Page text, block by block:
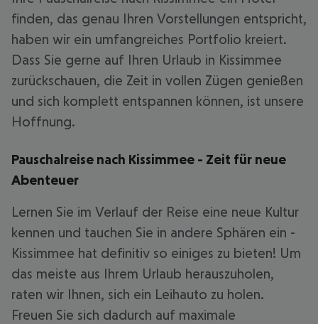
finden, das genau Ihren Vorstellungen entspricht,
haben wir ein umfangreiches Portfolio kreiert.
Dass Sie gerne auf Ihren Urlaub in Kissimmee
zurückschauen, die Zeit in vollen Zügen genießen
und sich komplett entspannen können, ist unsere
Hoffnung.
Pauschalreise nach Kissimmee - Zeit für neue
Abenteuer
Lernen Sie im Verlauf der Reise eine neue Kultur
kennen und tauchen Sie in andere Sphären ein -
Kissimmee hat definitiv so einiges zu bieten! Um
das meiste aus Ihrem Urlaub herauszuholen,
raten wir Ihnen, sich ein Leihauto zu holen.
Freuen Sie sich dadurch auf maximale